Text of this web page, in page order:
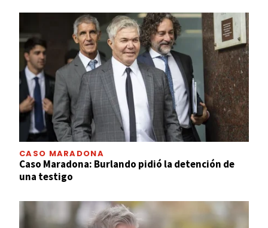
CASO MARADONA
Caso Maradona: Burlando pidió la detención de
una testigo